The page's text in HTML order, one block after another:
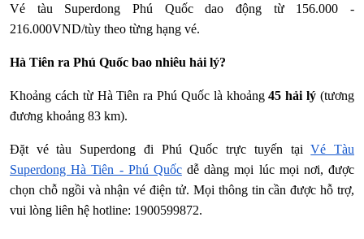
Vé tàu Superdong Phú Quốc dao động từ 156.000 -
216.000VND/tùy theo từng hạng vé.
Hà Tiên ra Phú Quốc bao nhiêu hải lý?
Khoảng cách từ Hà Tiên ra Phú Quốc là khoảng45 hải lý (tương
đương khoảng 83 km).
Đặt vé tàu Superdong đi Phú Quốc trực tuyến tạiVé Tàu
Superdong Hà Tiên - Phú Quốcdễ dàng mọi lúc mọi nơi, được
chọn chỗ ngồi và nhận vé điện tử. Mọi thông tin cần được hỗ trợ,
vui lòng liên hệ hotline: 1900599872.